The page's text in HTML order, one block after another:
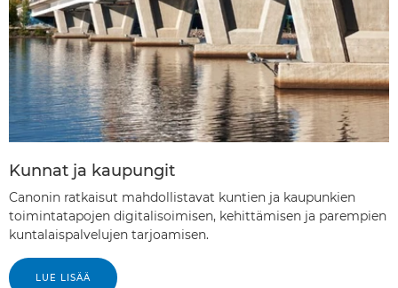
Kunnat ja kaupungit
Canonin ratkaisut mahdollistavat kuntien ja kaupunkien
toimintatapojen digitalisoimisen, kehittämisen ja parempien
kuntalaispalvelujen tarjoamisen.
LUE LISÄÄ